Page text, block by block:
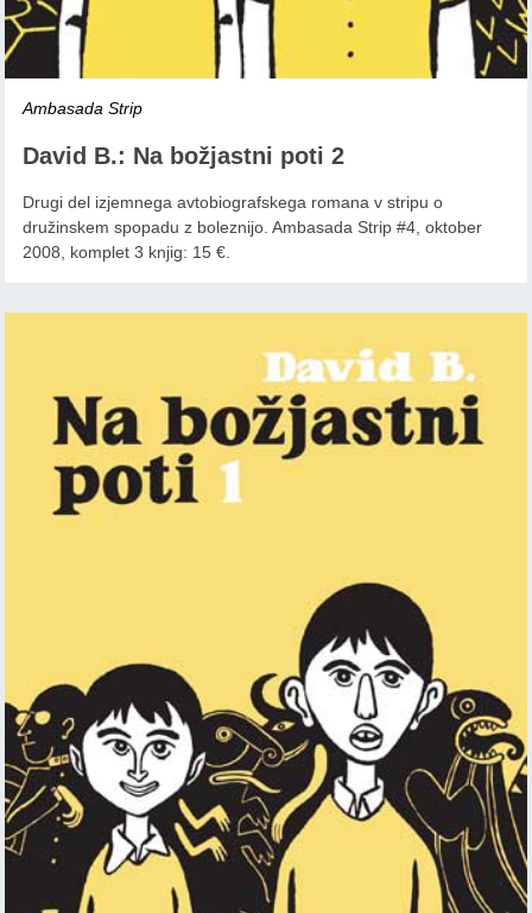
Ambasada Strip
David B.: Na božjastni poti 2
Drugi del izjemnega avtobiografskega romana v stripu o
družinskem spopadu z boleznijo. Ambasada Strip #4, oktober
2008, komplet 3 knjig: 15 €.